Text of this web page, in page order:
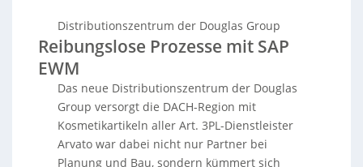
Integration von Online- und Filialgeschäft erreicht
werden. Mit einer Investition von über 70 Millionen
Euro wickelt das hochmoderne Zentrum täglich große
Mengen an Warenbewegungen ab. Avarto setzt auf
Technologien wie das Shuttle-System OSR Evo von
KNAPP und nutzt SAP TM für das
Transportmanagement. Unterstützt von Prismat,
implementiert, was den Standort zu einem der
Distributionszentrum der Douglas Group
Reibungslose Prozesse mit SAP
EWM
Das neue Distributionszentrum der Douglas
Group versorgt die DACH-Region mit
Kosmetikartikeln aller Art. 3PL-Dienstleister
Arvato war dabei nicht nur Partner bei
Planung und Bau, sondern kümmert sich